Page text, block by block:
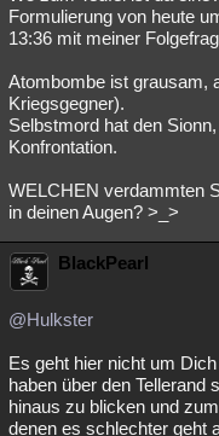
Formulierung von heute
13:36 mit meiner
Atombombe ist grausam,
Kriegsgegner).
Selbstmord hat den
Konfrontation.
WELCHEN verdammten
in deinen Augen? >_>
BlackPearl
@Hulkster
Es geht hier nicht um
haben über den Tellerand
hinaus zu blicken und
denen es schlechter geht